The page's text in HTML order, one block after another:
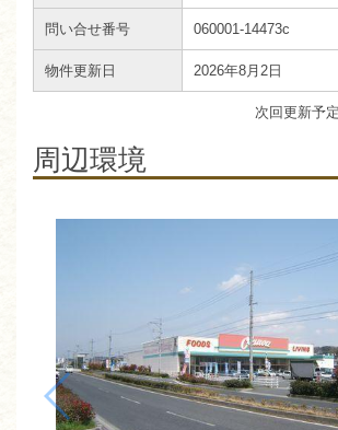
問い合せ番号 060001-14473c
物件更新日 2026年8月2日
周辺環境